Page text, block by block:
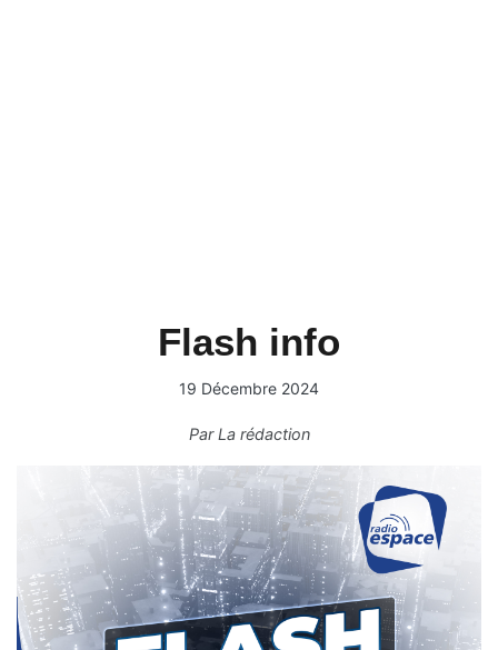
Flash info
19 Décembre 2024
ParLa rédaction